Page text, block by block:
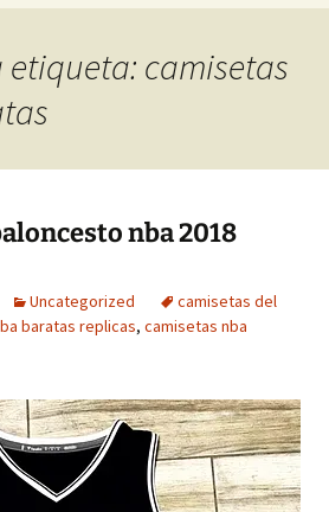
etiqueta: camisetas
nba 2018
Uncategorized
camisetas del
baratas replicas, camisetas nba